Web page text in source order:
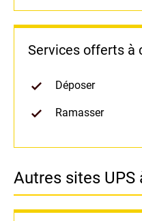
Services offerts à
Déposer
Ramasser
Autres sites UPS